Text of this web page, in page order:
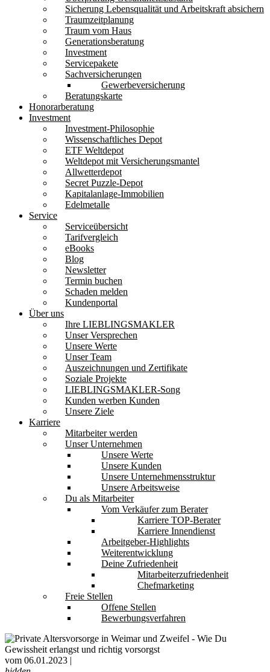
Sicherung Lebensqualität und Arbeitskraft absichern
Traumzeitplanung
Traum vom Haus
Generationsberatung
Investment
Servicepakete
Sachversicherungen
Gewerbeversicherung
Beratungskarte
Honorarberatung
Investment
Investment-Philosophie
Wissenschaftliches Depot
ETF Weltdepot
Weltdepot mit Versicherungsmantel
Allwetterdepot
Secret Puzzle-Depot
Kapitalanlage-Immobilien
Edelmetalle
Service
Serviceübersicht
Tarifvergleich
eBooks
Blog
Newsletter
Termin buchen
Schaden melden
Kundenportal
Über uns
Ihre LIEBLINGSMAKLER
Unser Versprechen
Unsere Werte
Unser Team
Auszeichnungen und Zertifikate
Soziale Projekte
LIEBLINGSMAKLER-Song
Kunden werben Kunden
Unsere Ziele
Karriere
Mitarbeiter werden
Unser Unternehmen
Unsere Werte
Unsere Kunden
Unsere Unternehmensstruktur
Unsere Arbeitsweise
Du als Mitarbeiter
Vom Verkäufer zum Berater
Karriere TOP-Berater
Karriere Innendienst
Arbeitgeber-Highlights
Weiterentwicklung
Deine Zufriedenheit
Mitarbeiterzufriedenheit
Chefmarketing
Freie Stellen
Offene Stellen
Bewerbungsverfahren
vom 06.01.2023 |